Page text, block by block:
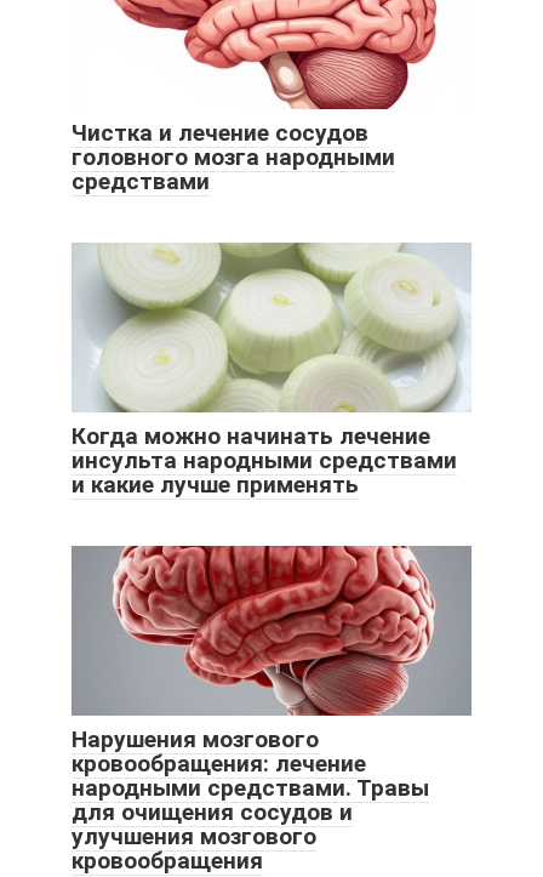
Чистка и лечение сосудов
головного мозга народными
средствами
Когда можно начинать лечение
инсульта народными средствами
и какие лучше применять
Нарушения мозгового
кровообращения: лечение
народными средствами. Травы
для очищения сосудов и
улучшения мозгового
кровообращения